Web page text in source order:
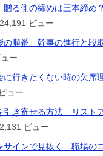
る側の締めは三本締め
ビュー
の順番 幹事の進行と段
ー
に行きたくない時の欠席
ュー
引き寄せる方法 リスト
ビュー
サインで見抜く 職場の